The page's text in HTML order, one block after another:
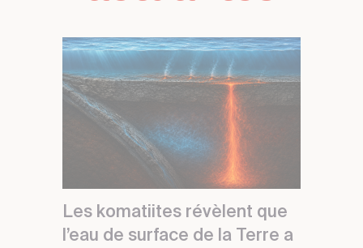
Les komatiites révèlent que
l’eau de surface de la Terre a